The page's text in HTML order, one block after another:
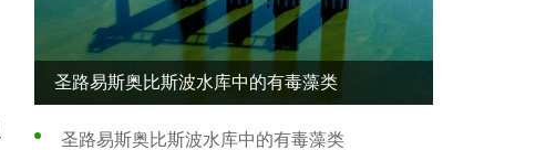
圣路易斯奥比斯波水库中的有毒藻类
圣路易斯奥比斯波水库中的有毒藻类